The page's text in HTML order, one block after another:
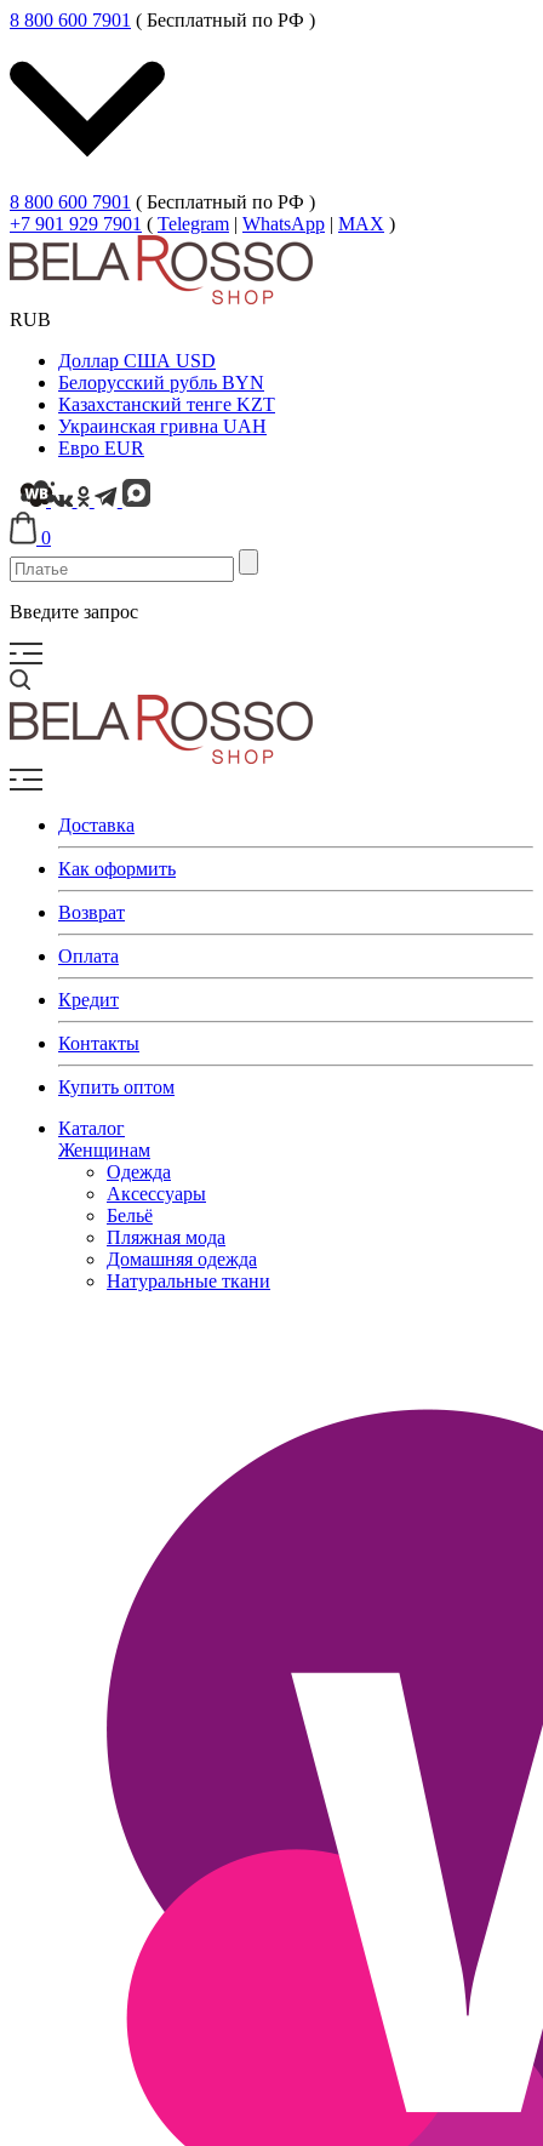
8 800 600 7901 ( Бесплатный по РФ )
8 800 600 7901 ( Бесплатный по РФ )
+7 901 929 7901 ( Telegram | WhatsApp | MAX )
RUB
Доллар США USD
Белорусский рубль BYN
Казахстанский тенге KZT
Украинская гривна UAH
Евро EUR
0
Введите запрос
Доставка
Как оформить
Возврат
Оплата
Кредит
Контакты
Купить оптом
Каталог
Женщинам
Одежда
Аксессуары
Бельё
Пляжная мода
Домашняя одежда
Натуральные ткани